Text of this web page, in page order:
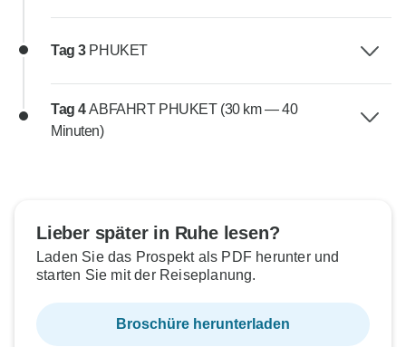
Tag 3 PHUKET
Tag 4ABFAHRT PHUKET (30 km — 40
Minuten)
Lieber später in Ruhe lesen?
Laden Sie das Prospekt als PDF herunter und
starten Sie mit der Reiseplanung.
Broschüre herunterladen